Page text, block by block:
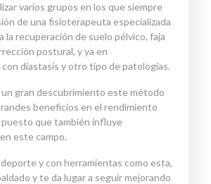
varios grupos en los que siempre
de una fisioterapeuta especializada
la recuperación de suelo pélvico, faja
postural, yya en
diastasis y otro tipo de patologías.
un gran descubrimiento este método
beneficios en el rendimiento
puesto que también influye
este campo.
deportey con herramientas como esta,
y te da lugar a seguirmejorando